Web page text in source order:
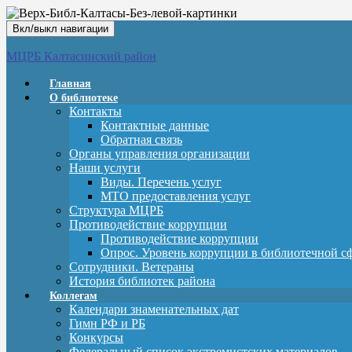
Вкл/выкл навигации
МЦРБ Калтасинский район
Главная
О библиотеке
Контакты
Контактные данные
Обратная связь
Органы управления организации
Наши услуги
Виды. Перечень услуг
МТО предоставления услуг
Структура МЦРБ
Противодействие коррупции
Противодействие коррупции
Опрос. Уровень коррупции в библиотечной
Сотрудники. Ветераны
История библиотек района
Коллегам
Календари знаменательных дат
Гимн РФ и РБ
Конкурсы